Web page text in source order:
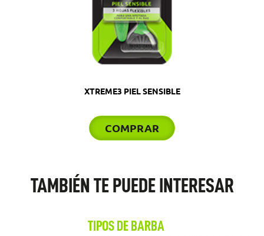
XTREME3 PIEL SENSIBLE
COMPRAR
TAMBIÉN TE PUEDE INTERESAR
TIPOS DE BARBA